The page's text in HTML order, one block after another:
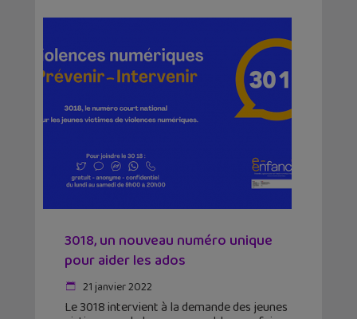
3018, un nouveau numéro unique
pour aider les ados
21 janvier 2022
Le 3018 intervient à la demande des jeunes